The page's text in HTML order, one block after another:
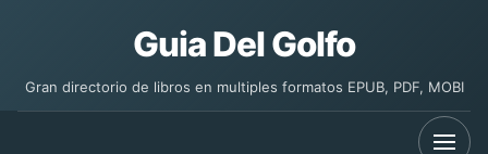
Guia Del Golfo
Gran directorio de libros en multiples formatos EPUB, PDF, MOBI